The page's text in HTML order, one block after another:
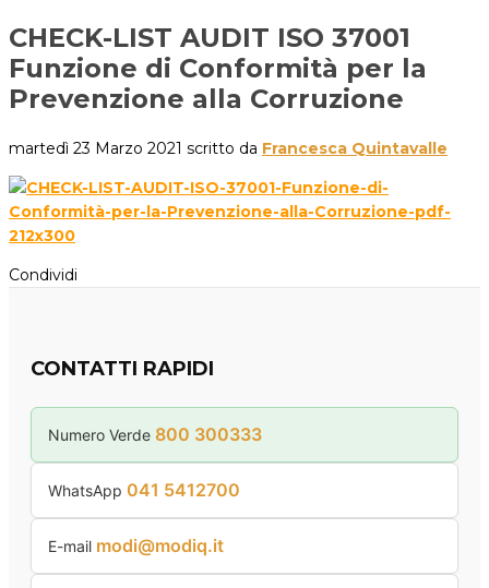
CHECK-LIST AUDIT ISO 37001
Funzione di Conformità per la
Prevenzione alla Corruzione
martedì 23 Marzo 2021 scritto da Francesca Quintavalle
Condividi
CONTATTI RAPIDI
Numero Verde 800 300333
WhatsApp 041 5412700
E-mail modi@modiq.it